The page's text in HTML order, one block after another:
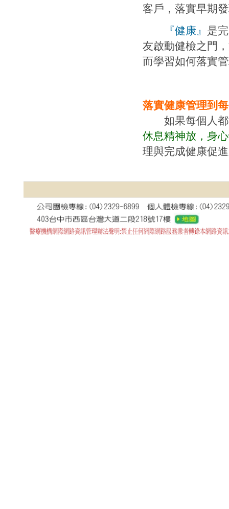
客戶，落實早期
『健康』 是
友啟動健檢之門
而學習如何落實
落實健康管理到
如果每個人都
休息精神放，身
理與完成健康促